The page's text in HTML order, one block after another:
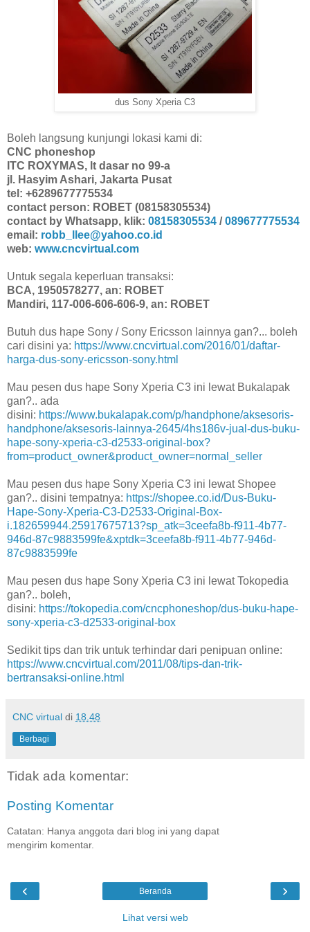
dus Sony Xperia C3
Boleh langsung kunjungi lokasi kami di:
CNC phoneshop
ITC ROXYMAS, lt dasar no 99-a
jl. Hasyim Ashari, Jakarta Pusat
tel: +6289677775534
contact person: ROBET (08158305534)
contact by Whatsapp, klik: 08158305534 /089677775534
email: robb_llee@yahoo.co.id
web: www.cncvirtual.com
Untuk segala keperluan transaksi:
BCA, 1950578277, an: ROBET
Mandiri, 117-006-606-606-9, an: ROBET
Butuh dus hape Sony / Sony Ericsson lainnya gan?... boleh
cari disini ya: https://www.cncvirtual.com/2016/01/daftar-
harga-dus-sony-ericsson-sony.html
Mau pesen dus hape Sony Xperia C3 ini lewat Bukalapak
gan?.. ada
disini: https://www.bukalapak.com/p/handphone/aksesoris-
handphone/aksesoris-lainnya-2645/4hs186v-jual-dus-buku-
hape-sony-xperia-c3-d2533-original-box?
from=product_owner&product_owner=normal_seller
Mau pesen dus hape Sony Xperia C3 ini lewat Shopee
gan?.. disini tempatnya: https://shopee.co.id/Dus-Buku-
Hape-Sony-Xperia-C3-D2533-Original-Box-
i.182659944.25917675713?sp_atk=3ceefa8b-f911-4b77-
946d-87c9883599fe&xptdk=3ceefa8b-f911-4b77-946d-
87c9883599fe
Mau pesen dus hape Sony Xperia C3 ini lewat Tokopedia
gan?.. boleh,
disini: https://tokopedia.com/cncphoneshop/dus-buku-hape-
sony-xperia-c3-d2533-original-box
Sedikit tips dan trik untuk terhindar dari penipuan online:
https://www.cncvirtual.com/2011/08/tips-dan-trik-
bertransaksi-online.html
CNC virtual di 18.48
Berbagi
Tidak ada komentar:
Posting Komentar
Catatan: Hanya anggota dari blog ini yang dapat
mengirim komentar.
‹ ›
Beranda
Lihat versi web